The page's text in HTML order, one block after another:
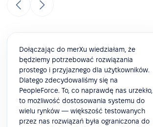
Dołączając do merXu wiedziałam, że
będziemy potrzebować rozwiązania
prostego i przyjaznego dla użytkowników.
Dlatego zdecydowaliśmy się na
PeopleForce. To, co naprawdę nas urzekło,
to możliwość dostosowania systemu do
wielu rynków — większość testowanych
przez nas rozwiązań była ograniczona do